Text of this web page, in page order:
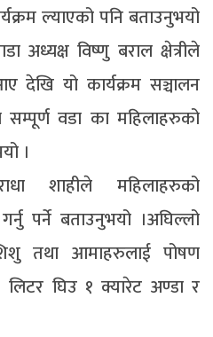
ल्याएको पनि बताउनुभयो
अध्यक्ष विष्णु बराल क्षेत्रीले
देखि यो कार्यक्रम सञ्चालन
वडा का महिलाहरुको
।
शाहीले महिलाहरुको
पर्ने बताउनुभयो ।अघिल्लो
तथा आमाहरुलाई पोषण
लिटर घिउ १ क्यारेट अण्डा र